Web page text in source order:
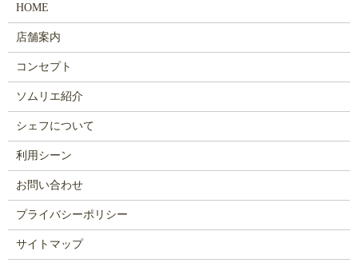
HOME
店舗案内
コンセプト
ソムリエ紹介
シェフについて
利用シーン
お問い合わせ
プライバシーポリシー
サイトマップ